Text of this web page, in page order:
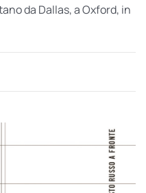
da Dallas, a Oxford, in